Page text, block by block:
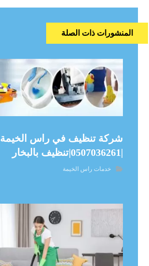
المنشورات ذات الصلة
شركة تنظيف في راس الخيمة
|0507036261|تنظيف بالبخار
خدمات راس الخيمة